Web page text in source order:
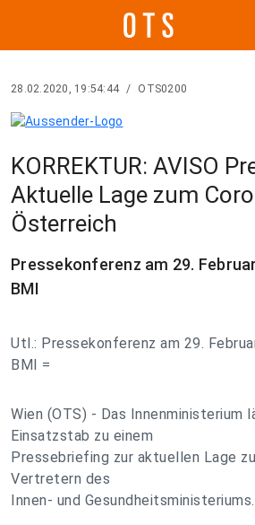
28.02.2020, 19:54:44 / OTS0200
KORREKTUR: AVISO
Aktuelle Lage zum
Österreich
Pressekonferenz am 29.
BMI
Utl.: Pressekonferenz am 29.
BMI =
Wien (OTS) - Das Innenministerium
Einsatzstab zu einem
Pressebriefing zur aktuellen Lage
Vertretern des
Innen- und Gesundheitsministeriums.